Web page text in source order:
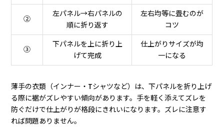
②
左パネル→右パネルの
順に折り返す
左右均等に畳むのが
コツ
③
下パネルを上に折り上
げて完成
仕上がりサイズが均
一になる
薄手の衣類（インナー・Tシャツなど）は、下パネルを折り上げ
る際に裾がズレやすい傾向があります。手を軽く添えてズレを
防ぐだけで仕上がりが格段にきれいになります。ズレに注意す
れば問題ありません。